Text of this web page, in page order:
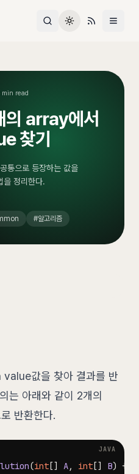
min read
array에서
찾기
통으로 등장하는 값을
정리한다.
#알고리즘
값을 찾아 결과를 반
는 아래와 같이 2개의
반환한다.
(int [] A, int [] B) {